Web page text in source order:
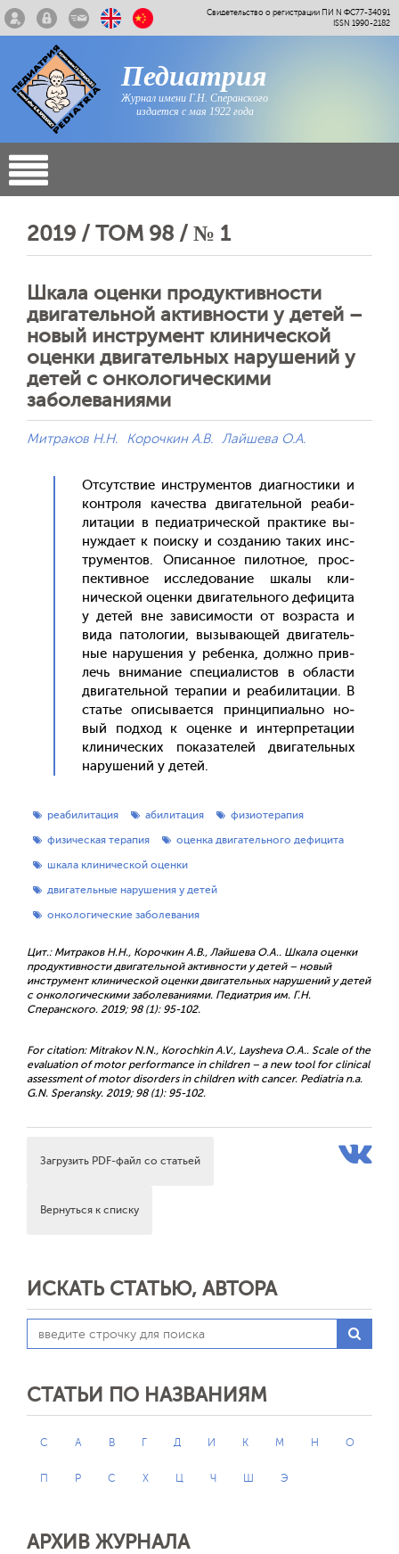
Свидетельство о регистрации ПИ N ФС77-34091
ISSN 1990-2182
Педиатрия
Журнал имени Г.Н. Сперанского
издается с мая 1922 года
2019 / ТОМ 98 / № 1
Шкала оценки продуктивности
двигательной активности у детей –
новый инструмент клинической
оценки двигательных нарушений у
детей с онкологическими
заболеваниями
Митраков Н.Н. Корочкин А.В. Лайшева О.А.
От­сутс­твие инс­тру­мен­тов ди­аг­ности­ки и
кон­тро­ля ка­чес­тва дви­гатель­ной ре­аби­
лита­ции в пе­ди­ат­ри­чес­кой прак­ти­ке вы­
нуж­да­ет к по­ис­ку и соз­да­нию та­ких инс­
тру­мен­тов. Опи­сан­ное пи­лот­ное, прос­
пектив­ное ис­сле­дова­ние шка­лы кли­
ничес­кой оцен­ки дви­гатель­но­го де­фици­та
у де­тей вне за­виси­мос­ти от воз­раста и
ви­да па­толо­гии, вы­зыва­ющей дви­гатель­
ные на­руше­ния у ре­бен­ка, дол­жно прив­
лечь вни­мание спе­ци­алис­тов в об­ласти
дви­гатель­ной те­рапии и ре­аби­лита­ции. В
статье опи­сыва­ет­ся прин­ци­пи­аль­но но­
вый под­ход к оцен­ке и ин­тер­пре­тации
кли­ничес­ких по­каза­телей дви­гатель­ных
на­руше­ний у де­тей.
реабилитация абилитация
физиотерапия
физическая терапия
оценка двигательного дефицита
шкала клинической оценки
двигательные нарушения у детей
онкологические заболевания
Цит.: Митраков Н.Н., Корочкин А.В., Лайшева О.А.. Шкала оценки
продуктивности двигательной активности у детей – новый
инструмент клинической оценки двигательных нарушений у детей
с онкологическими заболеваниями. Педиатрия им. Г.Н.
Сперанского. 2019; 98 (1): 95-102.
For citation: Mitrakov N.N., Korochkin A.V., Laysheva O.A.. Scale of the
evaluation of motor performance in children – a new tool for clinical
assessment of motor disorders in children with cancer. Pediatria n.a.
G.N. Speransky. 2019; 98 (1): 95-102.
Загрузить PDF-файл со статьей
Вернуться к списку
ИСКАТЬ СТАТЬЮ, АВТОРА
СТАТЬИ ПО НАЗВАНИЯМ
C А В Г Д И К М Н О
П Р С Х Ц Ч Ш Э
АРХИВ ЖУРНАЛА